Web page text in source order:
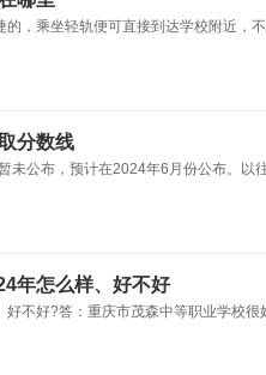
，乘坐轻轨便可直接到达学校附近，
分数线
未公布，预计在2024年6月份公布。
年怎么样、好不好
不好?答：重庆市茂森中等职业学校